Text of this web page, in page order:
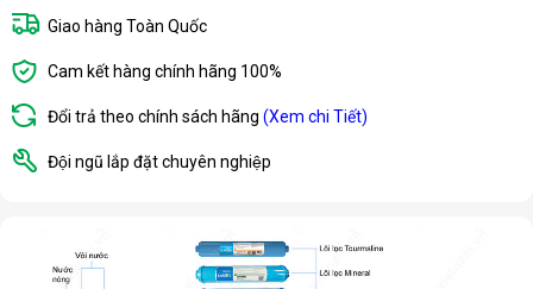
Giao hàng Toàn Quốc
Cam kết hàng chính hãng 100%
Đổi trả theo chính sách hãng (Xem chi Tiết)
Đội ngũ lắp đặt chuyên nghiệp